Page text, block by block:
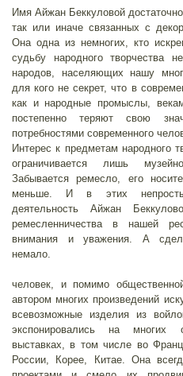
Имя Айжан Беккуловой
так или иначе связанных с
Она одна из немногих, кто
судьбу народного творчества
народов, населяющих нашу
для кого не секрет, что в
как и народные промыслы,
постепенно теряют свою
потребностями современного
Интерес к предметам народного
ограничивается лишь
Забывается ремесло, его
меньше. И в этих
деятельность Айжан
ремесленничества в нашей
внимания и уважения. А
Айжан -
человек, и помимо
автором многих произведений
всевозможные изделия из
экспонировались на многих
выставках, в том числе во
России, Корее, Китае. Она